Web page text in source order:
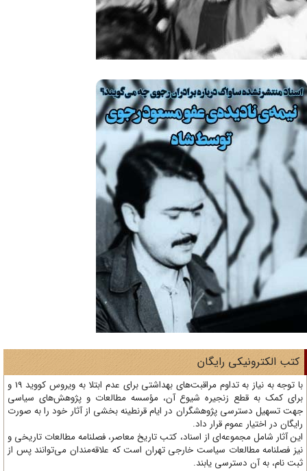
الکترونیکی رایگان
با توجه به نیاز به تداوم مراقبت‌های بهداشتی برای عدم ابتلا به ویروس کووید 19 و
کمک به قطع زنجیره شیوع آن، مؤسسه مطالعات و پژوهش‌های سیاسی
تسهیل دسترسی پژوهشگران در ایام قرنطینه بخشی از آثار خود را به صورت
در اختیار عموم قرار داد.
آثار شامل مجموعه‌ای از اسناد، کتب تاریخ معاصر، فصلنامه‌ مطالعات تاریخی و
فصلنامه مطالعات سیاست خارجی تهران است که علاقه‌مندان می‌توانند پس از
نام، به آن دسترسی یابند.